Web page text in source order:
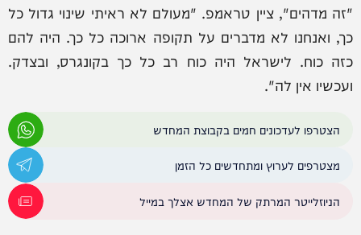
"זה מדהים", ציין טראמפ. "מעולם לא ראיתי שינוי גדול כל
כך, ואנחנו לא מדברים על תקופה ארוכה כל כך. היה להם
כזה כוח. לישראל היה כוח רב כל כך בקונגרס, ובצדק.
ועכשיו אין לה".
הצטרפו לעדכונים חמים בקבוצת המחדש
מצטרפים לערוץ ומתחדשים כל הזמן
הניוזלייטר המרתק של המחדש אצלך במייל